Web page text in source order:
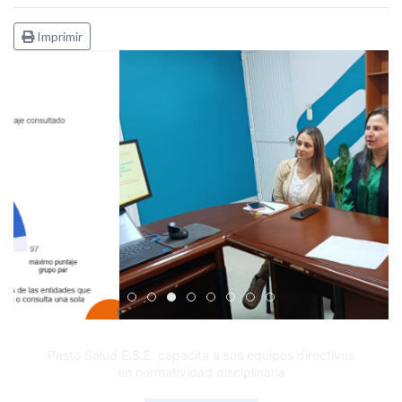
Imprimir
Edicto Emplazatorio a los Afiliados en el Régimen
Pasto Salud ESE lidera gestión institucional
Pasto Salud E.S.E. capacita a sus equipos
Último día para inscripciones en
Viceministro garantiza
Mil pesos que salvan vidas:
Cápsula 18-26 - Reporte
Cápsula 17-26 -